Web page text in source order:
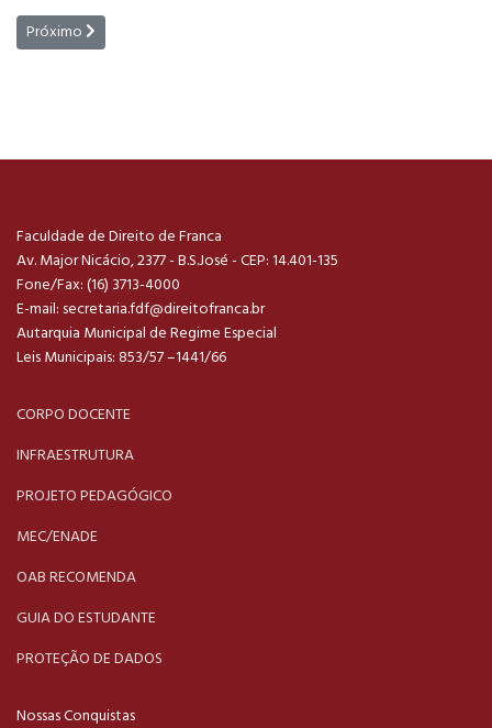
Próximo artigo: Calendários e Horários
Próximo
Faculdade de Direito de Franca
Av. Major Nicácio, 2377 - B.S.José - CEP: 14.401-135
Fone/Fax: (16) 3713-4000
E-mail: secretaria.fdf@direitofranca.br
Autarquia Municipal de Regime Especial
Leis Municipais: 853/57 –1441/66
CORPO DOCENTE
INFRAESTRUTURA
PROJETO PEDAGÓGICO
MEC/ENADE
OAB RECOMENDA
GUIA DO ESTUDANTE
PROTEÇÃO DE DADOS
Nossas Conquistas